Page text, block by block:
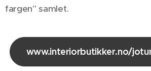
fargen" samlet.
www.interiorbutikker.no/